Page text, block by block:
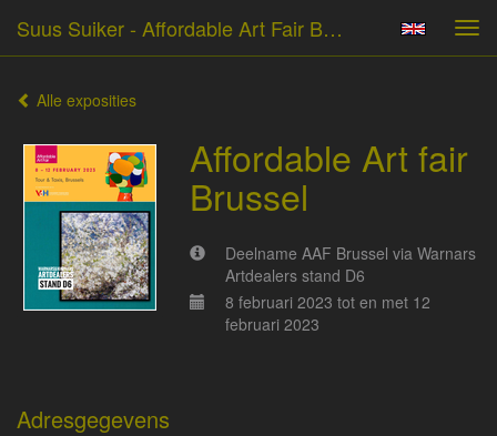
Suus Suiker - Affordable Art Fair Brussel
Alle exposities
Affordable Art fair
Brussel
Deelname AAF Brussel via Warnars
Artdealers stand D6
8 februari 2023 tot en met 12
februari 2023
Adresgegevens